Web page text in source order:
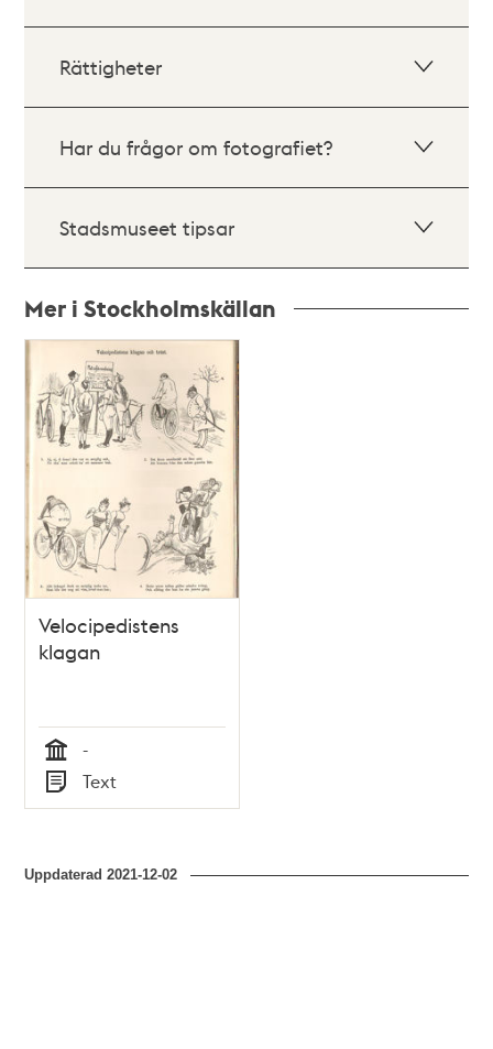
Rättigheter
Har du frågor om fotografiet?
Stadsmuseet tipsar
Mer i Stockholmskällan
Relaterade
poster
och
teman
Velocipedistens
klagan
Tid
-
Typ
Text
Uppdaterad2021-12-02